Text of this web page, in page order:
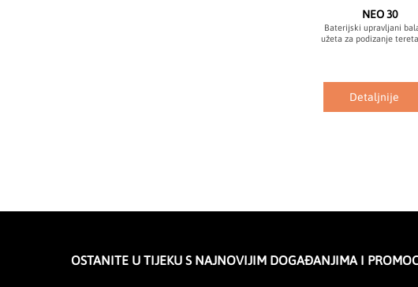
NEO 30
Baterijski upravljani
užeta za podizanje
Detaljnije
OSTANITE U TIJEKU S NAJNOVIJIM DOGAĐANJIMA I